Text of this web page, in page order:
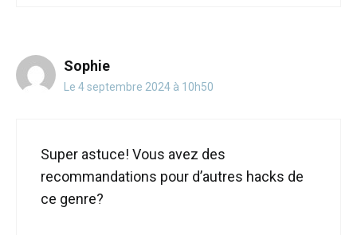
Sophie
Le 4 septembre 2024 à 10h50
Super astuce! Vous avez des
recommandations pour d’autres hacks de
ce genre?